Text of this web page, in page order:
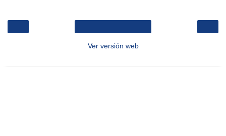
Ver versión web